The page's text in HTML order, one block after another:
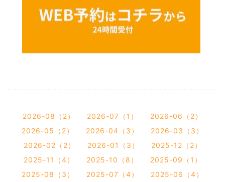
2026-08（2） 2026-07（1）
2026-06（2）
2026-05（2）
2026-04（3）
2026-03（3）
2026-02（2）
2026-01（3）
2025-12（2）
2025-11（4）
2025-10（8）
2025-09（1）
2025-08（3）
2025-07（4）
2025-06（4）